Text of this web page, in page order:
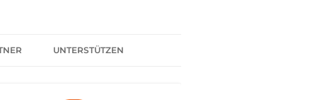
UNTERSTÜTZEN